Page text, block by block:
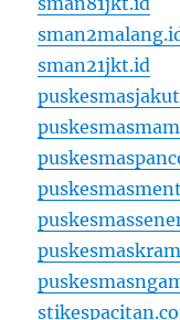
sman21jkt.id